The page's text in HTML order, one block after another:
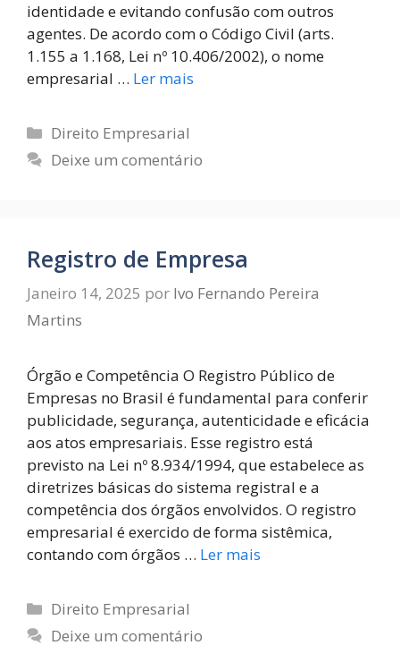
identidade e evitando confusão com outros
agentes. De acordo com o Código Civil (arts.
1.155 a 1.168, Lei nº 10.406/2002), o nome
empresarial … Ler mais
Direito Empresarial
Deixe um comentário
Registro de Empresa
Janeiro 14, 2025 por Ivo Fernando Pereira
Martins
Órgão e Competência O Registro Público de
Empresas no Brasil é fundamental para conferir
publicidade, segurança, autenticidade e eficácia
aos atos empresariais. Esse registro está
previsto na Lei nº 8.934/1994, que estabelece as
diretrizes básicas do sistema registral e a
competência dos órgãos envolvidos. O registro
empresarial é exercido de forma sistêmica,
contando com órgãos … Ler mais
Direito Empresarial
Deixe um comentário